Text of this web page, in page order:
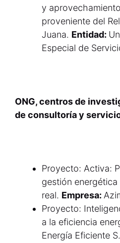
y
proveniente del
Juana. Entidad:
Especial de
ONG, centros de
de consultoría y
Proyecto: Activa:
gestión energética
real. Empresa:
Proyecto:
a la eficiencia
Energía Eficiente